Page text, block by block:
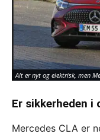
Alt er nyt og elektrisk, men
Er sikkerheden i
Mercedes CLA er